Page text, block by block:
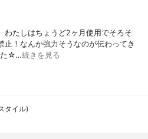
わたしはちょうど2ヶ月使用でそろそ
止！なんか強力そうなのが伝わってき
た☆…続きを見る
タイル)